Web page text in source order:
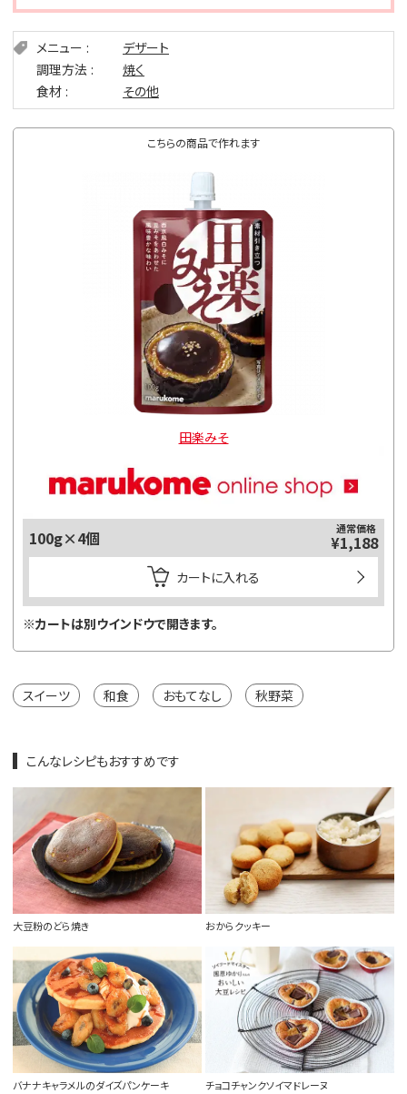
メニュー
デザート
調理方法
焼く
食材
その他
こちらの商品で作れます
田楽みそ
100g×4個 通常価格
¥1,188
カートに入れる
※カートは別ウインドウで開きます。
スイーツ 和食 おもてなし 秋野菜
こんなレシピもおすすめです
大豆粉のどら焼き おからクッキー
バナナキャラメルのダイズパンケーキ チョコチャンクソイマドレーヌ